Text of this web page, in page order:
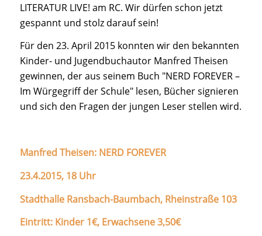
LITERATUR LIVE! am RC. Wir dürfen schon jetzt
gespannt und stolz darauf sein!
Für den 23. April 2015 konnten wir den bekannten
Kinder- und Jugendbuchautor Manfred Theisen
gewinnen, der aus seinem Buch "NERD FOREVER –
Im Würgegriff der Schule" lesen, Bücher signieren
und sich den Fragen der jungen Leser stellen wird.
Manfred Theisen: NERD FOREVER
23.4.2015, 18 Uhr
Stadthalle Ransbach-Baumbach, Rheinstraße 103
Eintritt: Kinder 1€, Erwachsene 3,50€